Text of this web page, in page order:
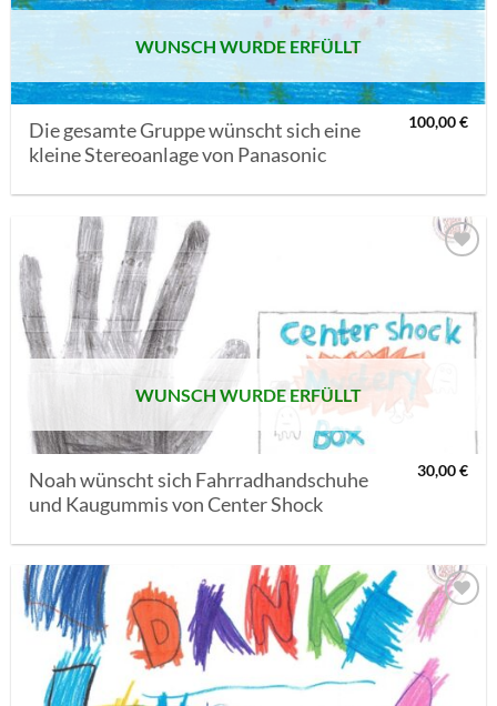
WUNSCH WURDE ERFÜLLT
Die gesamte Gruppe wünscht sich eine
kleine Stereoanlage von Panasonic
100,00€
SETZEN
WUNSCH WURDE ERFÜLLT
Noah wünscht sich Fahrradhandschuhe
und Kaugummis von Center Shock
30,00€
AUF MEINE
MERKLISTE
SETZEN